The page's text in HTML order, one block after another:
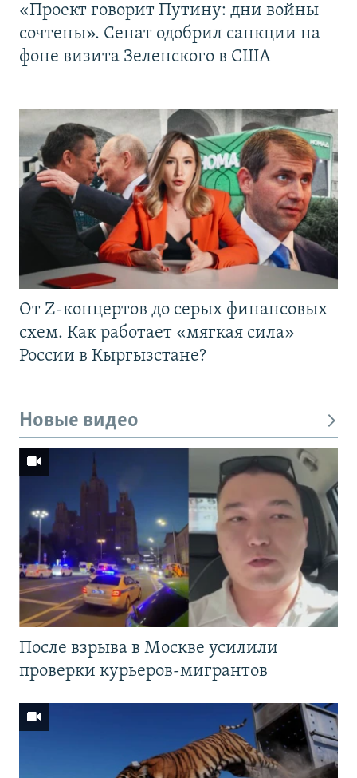
«Проект говорит Путину: дни войны
сочтены». Сенат одобрил санкции на
фоне визита Зеленского в США
От Z-концертов до серых финансовых
схем. Как работает «мягкая сила»
России в Кыргызстане?
Новые видео
После взрыва в Москве усилили
проверки курьеров-мигрантов